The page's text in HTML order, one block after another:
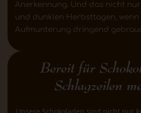
Anerkennung. Und das nicht
und dunklen Herbsttagen, wenn
Aufmunterung dringend
Bereit für
Schlagzeilen
Unsere Schokoladen sind nicht nur